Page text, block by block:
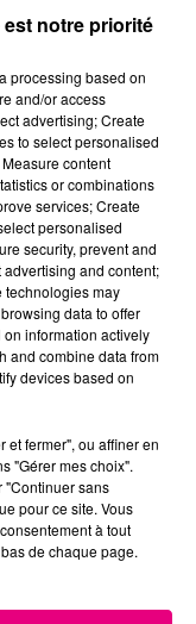
Vierge
Sagittaire
notre priorité
processing based on
and/or access
advertising; Create
to select personalised
content
or combinations
services; Create
personalised
security, prevent and
and content;
technologies may
data to offer
information actively
and combine data from
devices based on
et fermer", ou affiner en
"Gérer mes choix".
"Continuer sans
pour ce site. Vous
à tout
de chaque page.